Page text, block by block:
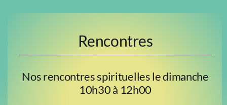
Rencontres
Nos rencontres spirituelles le dimanche
10h30 à 12h00